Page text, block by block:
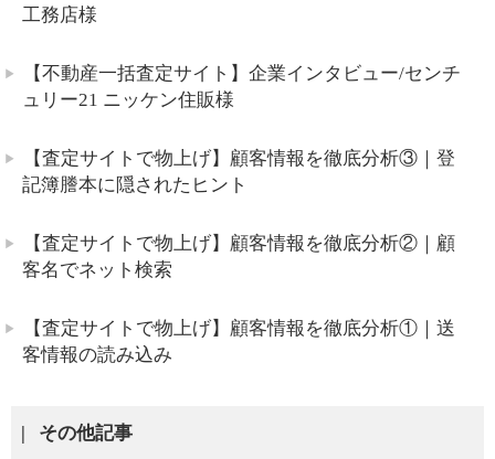
工務店様
【不動産一括査定サイト】企業インタビュー/センチ
ュリー21 ニッケン住販様
【査定サイトで物上げ】顧客情報を徹底分析③｜登
記簿謄本に隠されたヒント
【査定サイトで物上げ】顧客情報を徹底分析②｜顧
客名でネット検索
【査定サイトで物上げ】顧客情報を徹底分析①｜送
客情報の読み込み
その他記事